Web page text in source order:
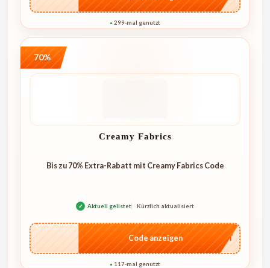
● 299-mal genutzt
70%
Creamy Fabrics
Bis zu 70% Extra-Rabatt mit Creamy Fabrics Code
✓ Aktuell gelistet Kürzlich aktualisiert
…CRET
Code anzeigen
● 117-mal genutzt